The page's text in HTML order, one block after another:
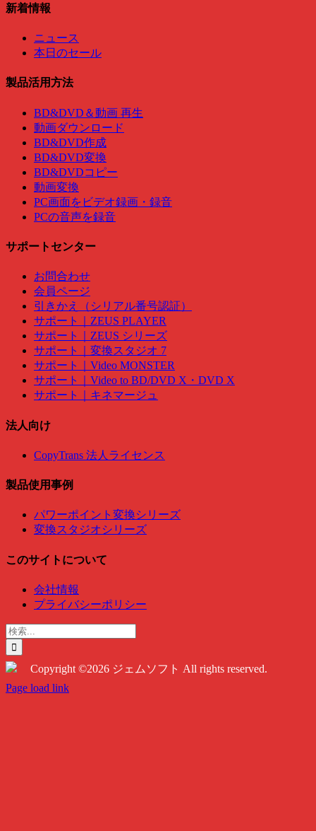
新着情報
ニュース
本日のセール
製品活用方法
BD&DVD＆動画 再生
動画ダウンロード
BD&DVD作成
BD&DVD変換
BD&DVDコピー
動画変換
PC画面をビデオ録画・録音
PCの音声を録音
サポートセンター
お問合わせ
会員ページ
引きかえ（シリアル番号認証）
サポート｜ZEUS PLAYER
サポート｜ZEUS シリーズ
サポート｜変換スタジオ 7
サポート｜Video MONSTER
サポート｜Video to BD/DVD X・DVD X
サポート｜キネマージュ
法人向け
CopyTrans 法人ライセンス
製品使用事例
パワーポイント変換シリーズ
変換スタジオシリーズ
このサイトについて
会社情報
プライバシーポリシー
検
索
…
Copyright ©2026 ジェムソフト All rights reserved.
Twitter
Instagram
Facebook
Page load link